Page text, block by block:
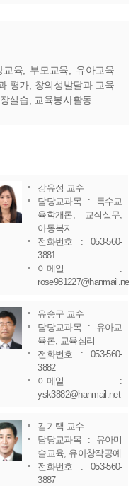
육, 부모교육, 유아교육
평가, 창의성발달과 교육
실습, 교육봉사활동
강유정 교수
담당교과목 : 특수교
육학개론, 교직실무,
아동복지
전화번호 : 053-560-
3881
이메일 :
rose981227@hanmail.net
유승구 교수
담당교과목 : 유아교
육론, 교육심리
전화번호 : 053-560-
3882
이메일 :
ysk3882@hanmail.net
김기택 교수
담당교과목 : 유아미
술교육, 유아창작공예
전화번호 : 053-560-
3887